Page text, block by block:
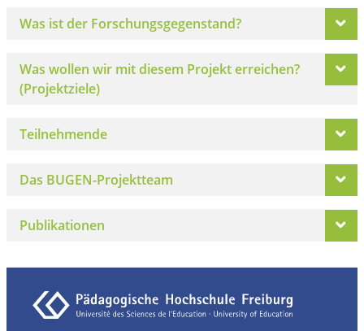
Was ist der Forschungsgegenstand?
Was wollen wir mit diesem Projekt erreichen?
(Projektziele)
Teilnehmende
Das BUGEN-Projektteam
Publikationen